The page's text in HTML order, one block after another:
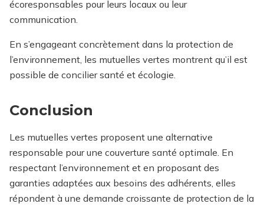
écoresponsables pour leurs locaux ou leur
communication.
En s’engageant concrètement dans la protection de
l’environnement, les mutuelles vertes montrent qu’il est
possible de concilier santé et écologie.
Conclusion
Les mutuelles vertes proposent une alternative
responsable pour une couverture santé optimale. En
respectant l’environnement et en proposant des
garanties adaptées aux besoins des adhérents, elles
répondent à une demande croissante de protection de la